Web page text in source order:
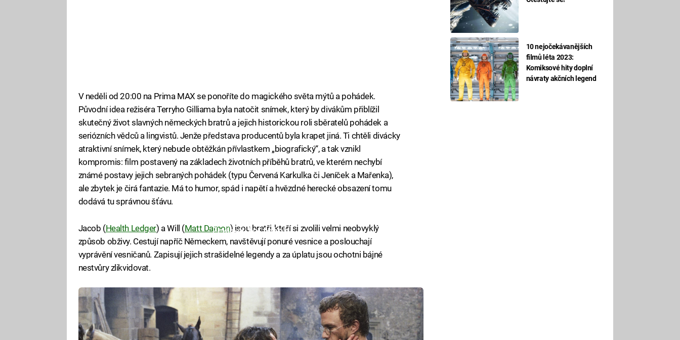
10 nejočekávanějších
filmů léta 2023:
Komiksové hity doplní
návraty akčních legend
V neděli od 20:00 na Prima MAX se ponoříte do magického světa mýtů a pohádek.
Původní idea režiséra Terryho Gilliama byla natočit snímek, který by divákům přiblížil
skutečný život slavných německých bratrů a jejich historickou roli sběratelů pohádek a
seriózních vědců a lingvistů. Jenže představa producentů byla krapet jiná. Ti chtěli divácky
atraktivní snímek, který nebude obtěžkán přívlastkem „biografický“, a tak vznikl
kompromis: film postavený na základech životních příběhů bratrů, ve kterém nechybí
známé postavy jejich sebraných pohádek (typu Červená Karkulka či Jeníček a Mařenka),
ale zbytek je čirá fantazie. Má to humor, spád i napětí a hvězdné herecké obsazení tomu
dodává tu správnou šťávu.
Failed to fetch
Jacob (Health Ledger) a Will (Matt Damon) jsou bratři, kteří si zvolili velmi neobvyklý
způsob obživy. Cestují napříč Německem, navštěvují ponuré vesnice a poslouchají
vyprávění vesničanů. Zapisují jejich strašidelné legendy a za úplatu jsou ochotni bájné
nestvůry zlikvidovat.